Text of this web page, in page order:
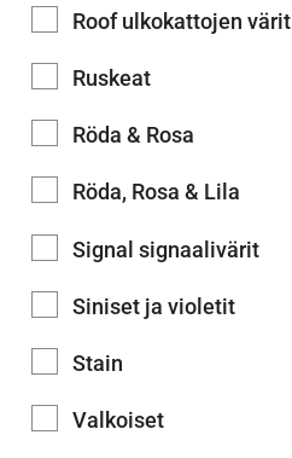
Roof ulkokattojen värit
Ruskeat
Röda & Rosa
Röda, Rosa & Lila
Signal signaalivärit
Siniset ja violetit
Stain
Valkoiset